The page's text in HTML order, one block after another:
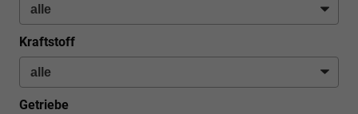
Kraftstoff
Getriebe